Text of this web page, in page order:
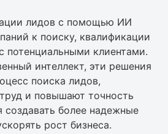
лидов с помощью ИИ
к поиску, квалификации
потенциальными клиентами.
интеллект, эти решения
поиска лидов,
и повышают точность
создавать более надежные
рост бизнеса.